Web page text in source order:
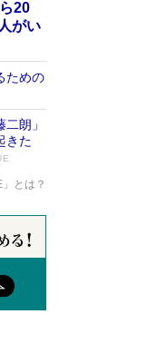
20
がい
ための
朗」
きた
」とは？